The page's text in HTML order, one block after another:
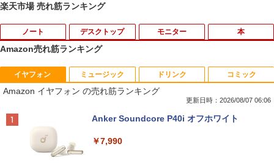
楽天市場 売れ筋ランキング
ノート
1
価格重視訳あり ノートパソコン Office付
き 店長おまかせ 東芝 富士通 NEC DELL
HP等 Celeron 初めてパソコンを使う方
たはSSD128GB Windows11/10 OS選択
証 中古パソコン 中古ノートパソコン【中
デスクトップ
1
ポイント10倍 中古パソコン デスクトッ
プパソコン Windows 11【Office付】
【Windows 11 Pro 64Bit搭載】DELL O
D 120GB/DVD-ROM/送料無料【オプショ
モニター 本
1
Aランクパーティを離脱した俺は、元教
え子たちと迷宮深部を目指す。（13）
【電子書籍】[ ユーリ ]
￥792
Amazon売れ筋ランキング
イヤフォン
Amazon イヤフォン の売れ筋ランキング
更新日時：2026/08/07 06:06
Anker Soundcore P40i オフホワイト
￥7,990
ミュージック ドリンク コミック